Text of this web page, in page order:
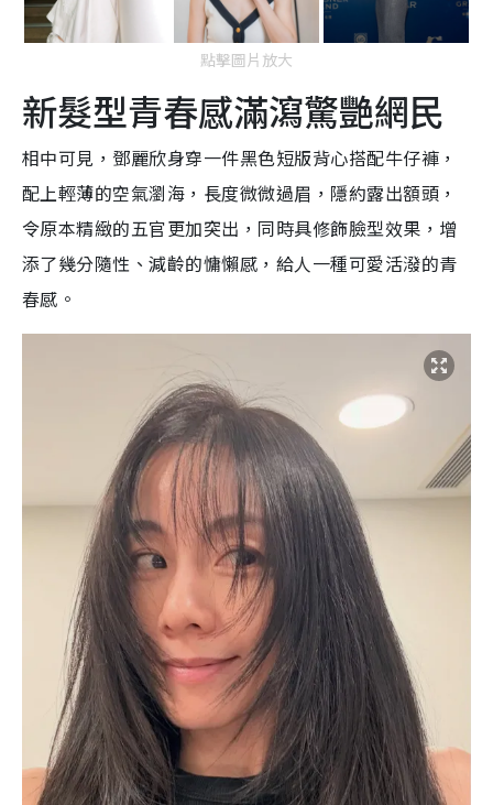
點擊圖片放大
新髮型青春感滿瀉驚艷網民
相中可見，鄧麗欣身穿一件黑色短版背心搭配牛仔褲，
配上輕薄的空氣瀏海，長度微微過眉，隱約露出額頭，
令原本精緻的五官更加突出，同時具修飾臉型效果，增
添了幾分隨性、減齡的慵懶感，給人一種可愛活潑的青
春感。